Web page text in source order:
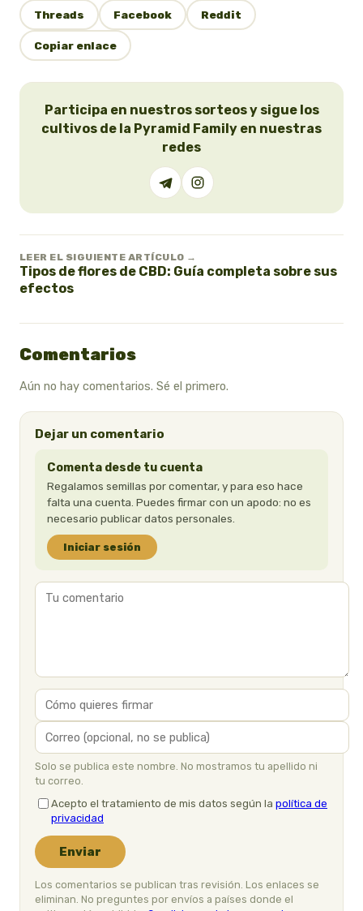
Threads Facebook Reddit
Copiar enlace
Participa en nuestros sorteos y sigue los
cultivos de la Pyramid Family en nuestras
redes
LEER EL SIGUIENTE ARTÍCULO →
Tipos de flores de CBD: Guía completa sobre sus
efectos
Comentarios
Aún no hay comentarios. Sé el primero.
Dejar un comentario
Comenta desde tu cuenta
Regalamos semillas por comentar, y para eso hace
falta una cuenta. Puedes firmar con un apodo: no es
necesario publicar datos personales.
Iniciar sesión
Solo se publica este nombre. No mostramos tu apellido ni
tu correo.
Acepto el tratamiento de mis datos según la política de
privacidad
Enviar
Los comentarios se publican tras revisión. Los enlaces se
eliminan. No preguntes por envíos a países donde el